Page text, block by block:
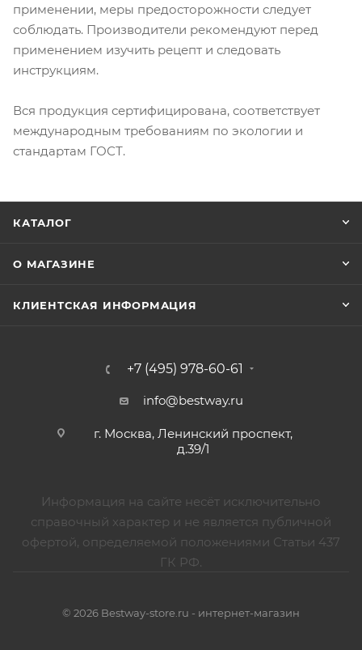
применении, меры предосторожности следует
соблюдать. Производители рекомендуют перед
применением изучить рецепт и следовать
инструкциям.
Вся продукция сертифицирована, соответствует
международным требованиям по экологии и
стандартам ГОСТ.
КАТАЛОГ
О МАГАЗИНЕ
КЛИЕНТСКАЯ ИНФОРМАЦИЯ
+7 (495) 978-60-61
info@bestway.ru
г. Москва, Ленинский проспект,
д.39/1
Информация на сайте несёт исключительно
справочный характер и не является публичной
офертой, определяемой положениями Статьи 437
ГК РФ.
© 2026 Bestway-store.ru - интернет-магазин